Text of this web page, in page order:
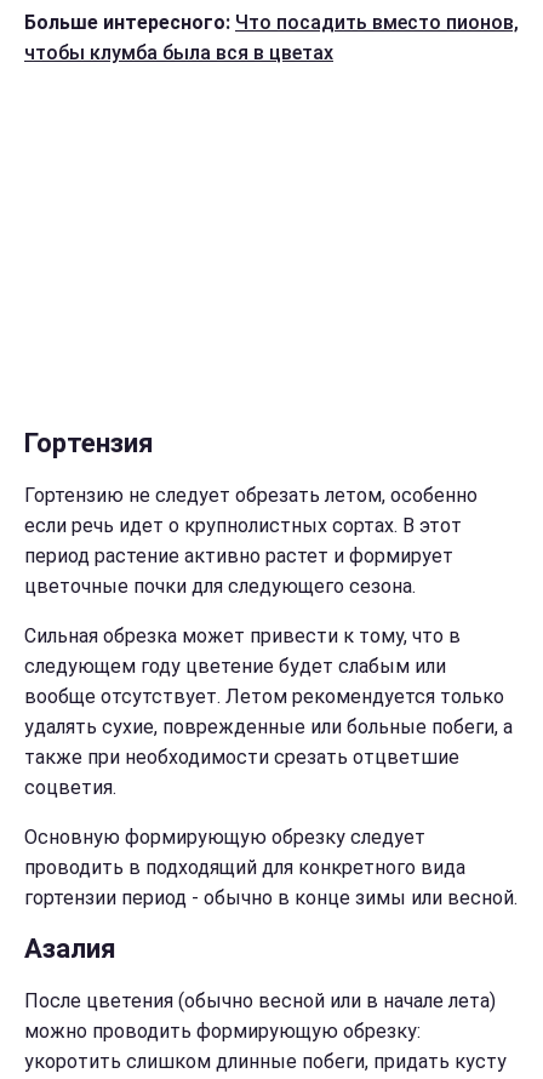
Больше интересного: Что посадить вместо пионов,
чтобы клумба была вся в цветах
Гортензия
Гортензию не следует обрезать летом, особенно
если речь идет о крупнолистных сортах. В этот
период растение активно растет и формирует
цветочные почки для следующего сезона.
Сильная обрезка может привести к тому, что в
следующем году цветение будет слабым или
вообще отсутствует. Летом рекомендуется только
удалять сухие, поврежденные или больные побеги, а
также при необходимости срезать отцветшие
соцветия.
Основную формирующую обрезку следует
проводить в подходящий для конкретного вида
гортензии период - обычно в конце зимы или весной.
Азалия
После цветения (обычно весной или в начале лета)
можно проводить формирующую обрезку:
укоротить слишком длинные побеги, придать кусту